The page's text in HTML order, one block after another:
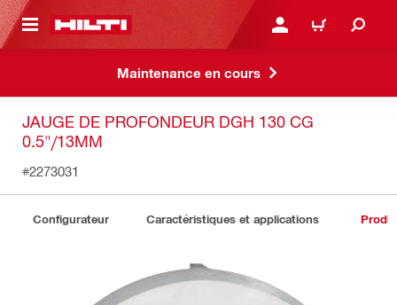
CONTENT CONNEXION OU
PANIER
Maintenance en cours
JAUGE DE PROFONDEUR DGH 130 CG
0.5"/13MM
#2273031
Configurateur Caractéristiques et applications